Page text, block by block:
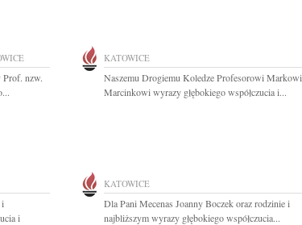
Prof. nzw.
KATOWICE
Naszemu Drogiemu Koledze Profesorowi Markowi
Marcinkowi wyrazy głębokiego współczucia i...
i
i
KATOWICE
Dla Pani Mecenas Joanny Boczek oraz rodzinie i
najbliższym wyrazy głębokiego współczucia...